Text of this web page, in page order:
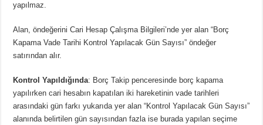
yapılmaz.
Alan, öndeğerini Cari Hesap Çalışma Bilgileri’nde yer alan “Borç
Kapama Vade Tarihi Kontrol Yapılacak Gün Sayısı” öndeğer
satırından alır.
Kontrol Yapıldığında: Borç Takip penceresinde borç kapama
yapılırken cari hesabın kapatılan iki hareketinin vade tarihleri
arasındaki gün farkı yukarıda yer alan “Kontrol Yapılacak Gün Sayısı”
alanında belirtilen gün sayısından fazla ise burada yapılan seçime